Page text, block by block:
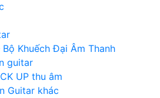
Bộ Khuếch Đại Âm Thanh
guitar
UP thu âm
Guitar khác